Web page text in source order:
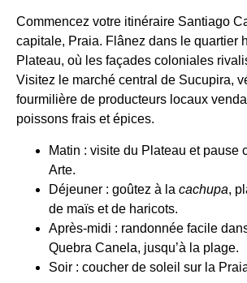
Commencez votre itinéraire Santiago
capitale, Praia. Flânez dans le quartier
Plateau, où les façades coloniales
Visitez le marché central de Sucupira,
fourmilière de producteurs locaux
poissons frais et épices.
Matin : visite du Plateau et pause
Arte.
Déjeuner : goûtez à la cachupa,
de maïs et de haricots.
Après-midi : randonnée facile
Quebra Canela, jusqu’à la plage.
Soir : coucher de soleil sur la